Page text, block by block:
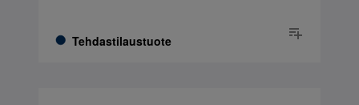
Tehdastilaustuote